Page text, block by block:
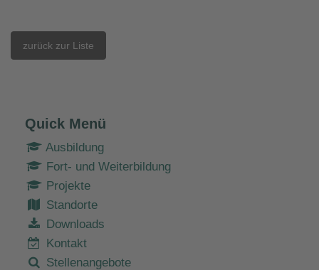
zurück zur Liste
Quick Menü
Ausbildung
Fort- und Weiterbildung
Projekte
Standorte
Downloads
Kontakt
Stellenangebote